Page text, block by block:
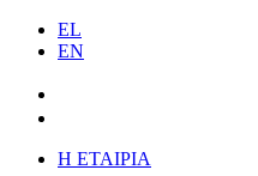
EL
EN
H ΕΤΑΙΡΙΑ